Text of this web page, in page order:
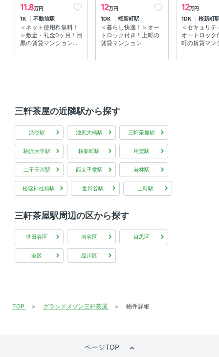
宅配ボックス 、 エレベーター 、 敷地内ゴミ箱
その他
11.8万円
1K 不動前駅
＜ネット使用料無料！
＞敷金・礼金0ヶ月！目
黒の賃貸マンション...
12万円
1DK 桜新町駅
＜暮らし快適！＞オー
トロック付き！上町の
賃貸マンション
12万円
1DK 桜新町
＜セキュリテ
オートロック
町の賃貸マン
三軒茶屋の近隣駅から探す
渋谷駅 池尻大橋駅 三軒茶屋駅
駒沢大学駅 桜新町駅 用賀駅
二子玉川駅 西太子堂駅 若林駅
松陰神社前駅 世田谷駅 上町駅
三軒茶屋駅周辺の区から探す
世田谷区 渋谷区 目黒区
港区 品川区
TOP グランドメゾン三軒茶屋 物件詳細
ページTOP